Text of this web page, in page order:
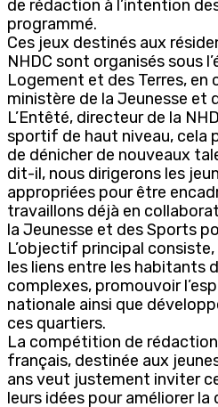
de rédaction à l’intention
programmé.
Ces jeux destinés aux
NHDC sont organisés sous
Logement et des Terres, en
ministère de la Jeunesse et
L’Entêté, directeur de la
sportif de haut niveau, cela
de dénicher de nouveaux
dit-il, nous dirigerons les
appropriées pour être
travaillons déjà en
la Jeunesse et des Sports
L’objectif principal
les liens entre les habitants
complexes, promouvoir
nationale ainsi que
ces quartiers.
La compétition de
français, destinée aux
ans veut justement inviter
leurs idées pour améliorer la